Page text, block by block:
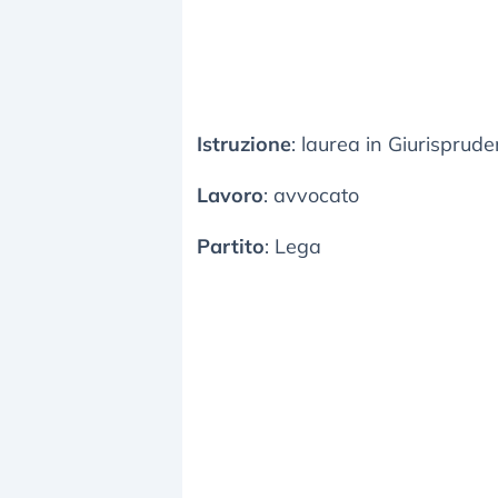
Istruzione: laurea in
Lavoro: avvocato
Partito: Lega